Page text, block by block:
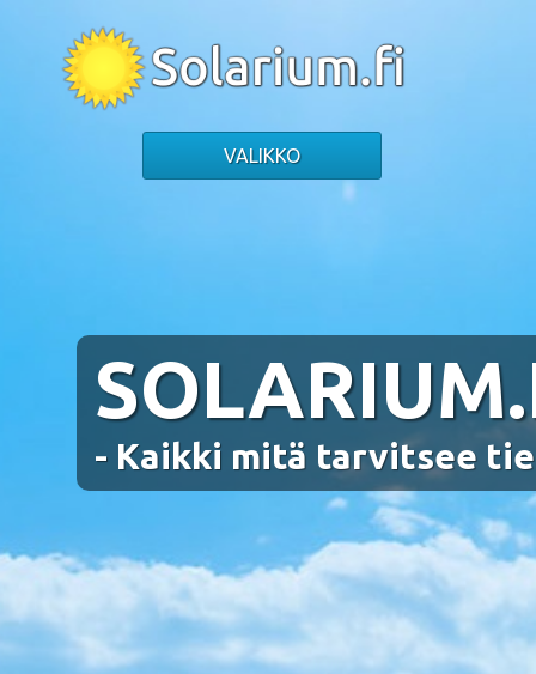
to
content
VALIKKO
- Kaikki mitä tarvitsee